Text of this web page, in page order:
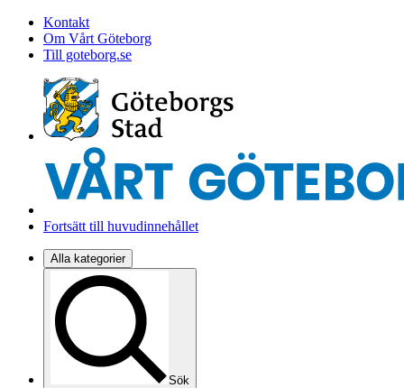
Kontakt
Om Vårt Göteborg
Till goteborg.se
Fortsätt till huvudinnehållet
Alla kategorier
Sök